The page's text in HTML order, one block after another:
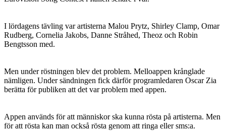
I lördagens tävling var artisterna Malou Prytz, Shirley Clamp, Omar
Rudberg, Cornelia Jakobs, Danne Stråhed, Theoz och Robin
Bengtsson med.
Men under röstningen blev det problem. Melloappen krånglade
nämligen. Under sändningen fick därför programledaren Oscar Zia
berätta för publiken att det var problem med appen.
Appen används för att människor ska kunna rösta på artisterna. Men
för att rösta kan man också rösta genom att ringa eller sms:a.